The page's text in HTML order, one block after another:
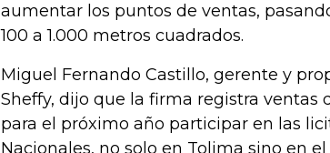
aumentar los puntos de ventas,
100 a 1.000 metros cuadrados.
Miguel Fernando Castillo, gerente y
Sheffy, dijo que la firma registra ventas
para el próximo año participar en las
Nacionales, no solo en Tolima sino en